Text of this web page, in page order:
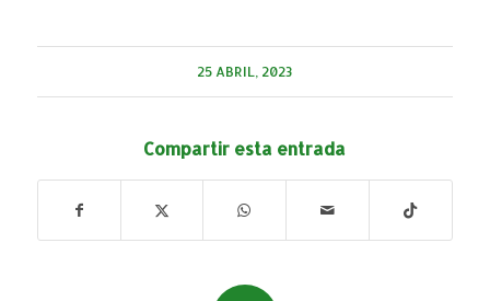
25 ABRIL, 2023
Compartir esta entrada